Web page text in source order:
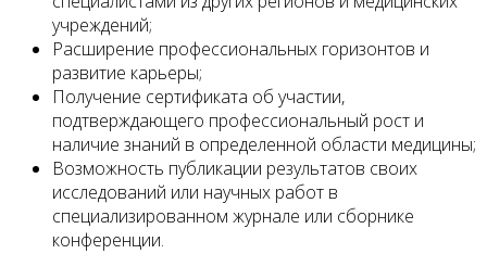
учреждений;
Расширение профессиональных горизонтов и
развитие карьеры;
Получение сертификата об участии,
подтверждающего профессиональный рост и
наличие знаний в определенной области медицины;
Возможность публикации результатов своих
исследований или научных работ в
специализированном журнале или сборнике
конференции.